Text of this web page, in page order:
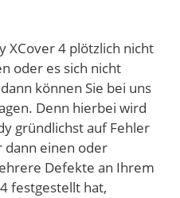
XCover 4 plötzlich nicht
oder es sich nicht
können Sie bei uns
Denn hierbei wird
gründlichst auf Fehler
dann einen oder
Defekte an Ihrem
festgestellt hat,